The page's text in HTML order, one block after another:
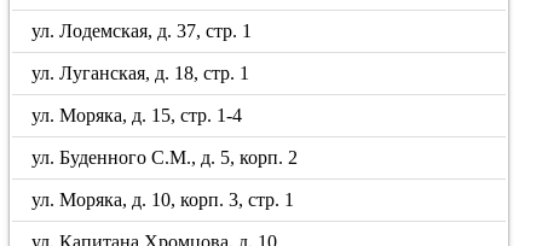
ул. Лодемская, д. 37, стр. 1
ул. Луганская, д. 18, стр. 1
ул. Моряка, д. 15, стр. 1-4
ул. Буденного С.М., д. 5, корп. 2
ул. Моряка, д. 10, корп. 3, стр. 1
ул. Капитана Хромцова, д. 10